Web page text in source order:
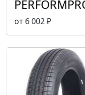
от 6 002 ₽